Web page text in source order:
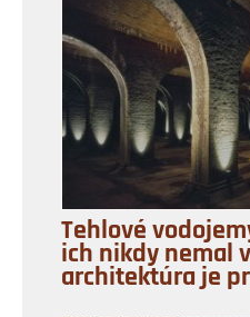
Tehlové
ich nikdy nemal
architektúra je